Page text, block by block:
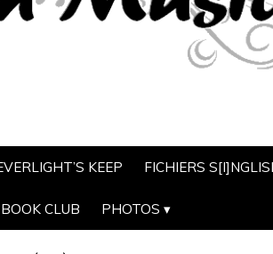
KEEP FICHIERS
CLUB PHOTOS